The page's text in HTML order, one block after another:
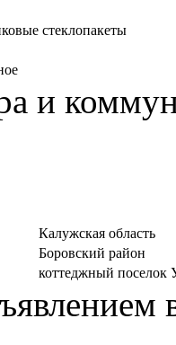
стеклопакеты
и
Калужская область
Боровский район
коттеджный поселок